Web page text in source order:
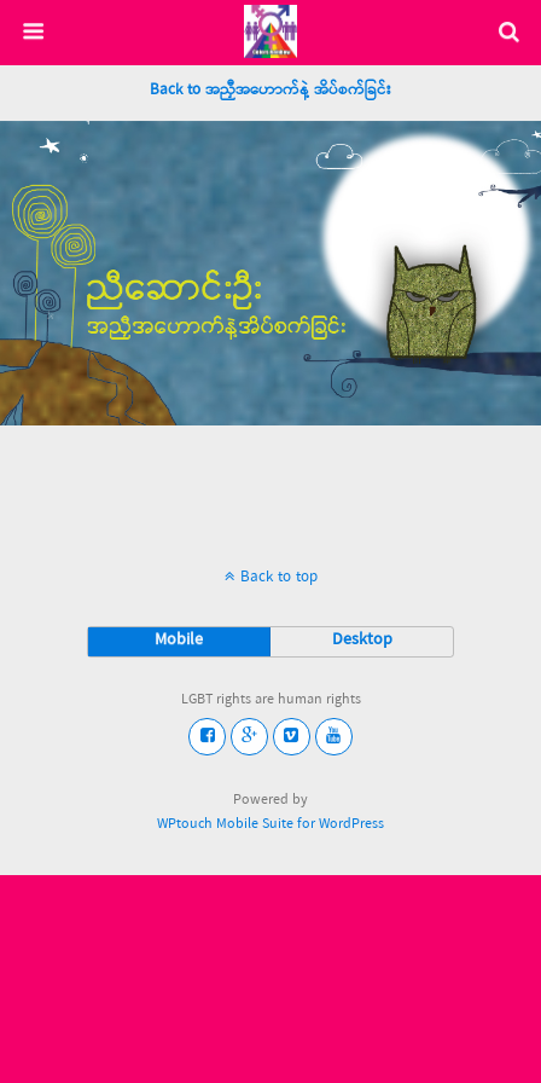
Back to အညှီအဟောက်နဲ့ အိပ်စက်ခြင်း
Back to top
Mobile Desktop
LGBT rights are human rights
Powered by
WPtouch Mobile Suite for WordPress